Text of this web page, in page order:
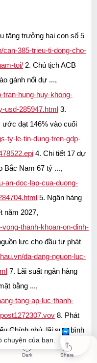
tăng trưởng hai con số 5
can-385-trieu-ti-dong-cho-
toi/ 2. Chủ tịch ACB
tran-hung-huy-khong-
usd-285947.html 3.
ước đạt 146% vào cuối
ty-le-tin-dung-tren-gdp-
4. Chi tiết 17 dự
an-doc-lap-cua-duong-
5. Ngân hàng
thanh-khoan-on-dinh-
lực cho đầu tư phát
da-dang-nguon-luc-
7. Lãi suất ngân hàng
tang-ap-luc-thanh-
8. Phát
Chính phủ, lãi suất bình
phat-hanh-hon-801-nghin-
của bạn.